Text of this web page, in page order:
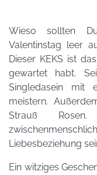
Wieso sollten
Valentinstag leer
Dieser KEKS ist
gewartet habt.
Singledasein mit
meistern.
Strauß
Liebesbeziehung
Ein witziges